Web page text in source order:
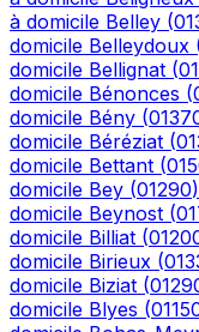
à domicile Belley (
domicile Belleydoux
domicile Bellignat (
domicile Bénonces (
domicile Bény (
domicile Béréziat (
domicile Bettant (
domicile Bey (01290)
domicile Beynost (
domicile Billiat (
domicile Birieux (
domicile Biziat (
domicile Blyes (